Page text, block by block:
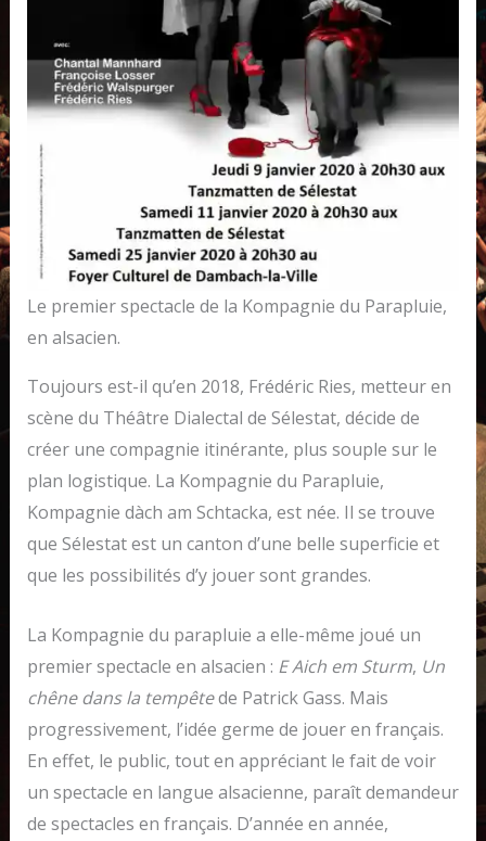
Le premier spectacle de la Kompagnie du Parapluie,
en alsacien.
Toujours est-il qu’en 2018, Frédéric Ries, metteur en
scène du Théâtre Dialectal de Sélestat, décide de
créer une compagnie itinérante, plus souple sur le
plan logistique. La Kompagnie du Parapluie,
Kompagnie dàch am Schtacka, est née. Il se trouve
que Sélestat est un canton d’une belle superficie et
que les possibilités d’y jouer sont grandes.
La Kompagnie du parapluie a elle-même joué un
premier spectacle en alsacien : E Aich em Sturm, Un
chêne dans la tempêtede Patrick Gass. Mais
progressivement, l’idée germe de jouer en français.
En effet, le public, tout en appréciant le fait de voir
un spectacle en langue alsacienne, paraît demandeur
de spectacles en français. D’année en année,